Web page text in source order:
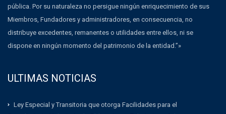
pública. Por su naturaleza no persigue ningún enriquecimiento de sus
Miembros, Fundadores y administradores, en consecuencia, no
distribuye excedentes, remanentes o utilidades entre ellos, ni se
dispone en ningún momento del patrimonio de la entidad.”»
ULTIMAS NOTICIAS
Ley Especial y Transitoria que otorga Facilidades para el